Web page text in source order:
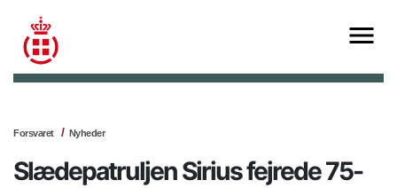
Forsvaret Nyheder
Slædepatruljen Sirius fejrede 75-